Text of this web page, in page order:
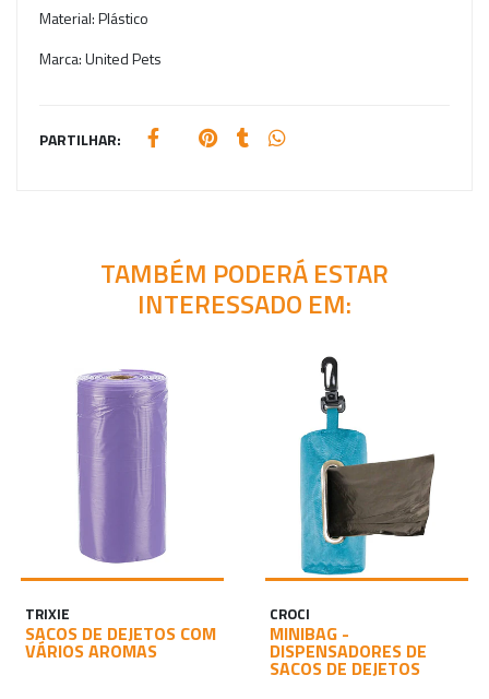
Material:Plástico
Marca:United Pets
PARTILHAR:
TAMBÉM PODERÁ ESTAR
INTERESSADO EM:
TRIXIE
SACOS DE DEJETOS COM
VÁRIOS AROMAS
CROCI
MINIBAG -
DISPENSADORES DE
SACOS DE DEJETOS